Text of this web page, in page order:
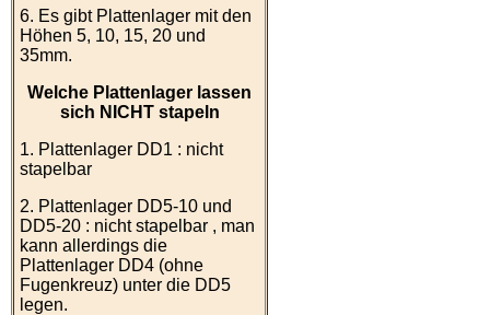
6. Es gibt Plattenlager mit den
Höhen 5, 10, 15, 20 und
35mm.
Welche Plattenlager lassen
sich NICHT stapeln
1. Plattenlager DD1 : nicht
stapelbar
2. Plattenlager DD5-10 und
DD5-20 : nicht stapelbar , man
kann allerdings die
Plattenlager DD4 (ohne
Fugenkreuz) unter die DD5
legen.